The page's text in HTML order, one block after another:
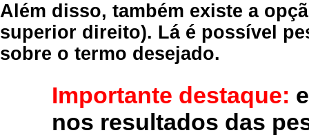
Além disso, também existe a
superior direito). Lá é possível
sobre o termo desejado.
Importante destaque:
nos resultados das